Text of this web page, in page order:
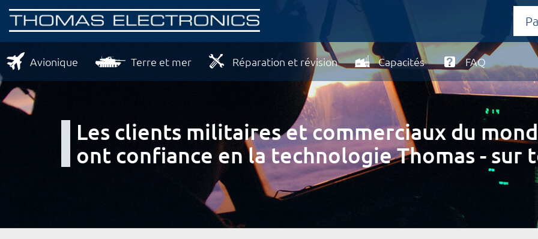
Avionique Terre et mer Réparation et révision Capacités FAQ
Les clients militaires et commerciaux du
ont confiance en la technologie Thomas - sur